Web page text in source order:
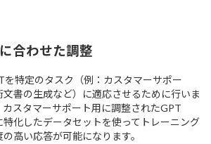
合わせた調整
を特定のタスク（例：カスタマーサポー
文書の生成など）に適応させるために行いま
スタマーサポート用に調整されたGPT
特化したデータセットを使ってトレーニング
高い応答が可能になります。